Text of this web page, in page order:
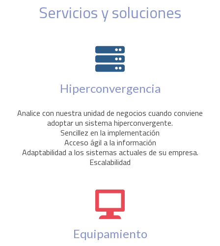
Servicios y soluciones
Hiperconvergencia
Analice con nuestra unidad de negocios cuando conviene
adoptar un sistema hiperconvergente.
Sencillez en la implementación
Acceso ágil a la información
Adaptabilidad a los sistemas actuales de su empresa.
Escalabilidad
Equipamiento